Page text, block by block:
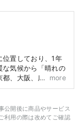
位置しており、1年
な気候から「晴れの
都、大阪、広島の有
でアクセス便利！瀬
の中、太陽を浴びた
more
公開後に商品やサービス
利用の際は改めてご確認